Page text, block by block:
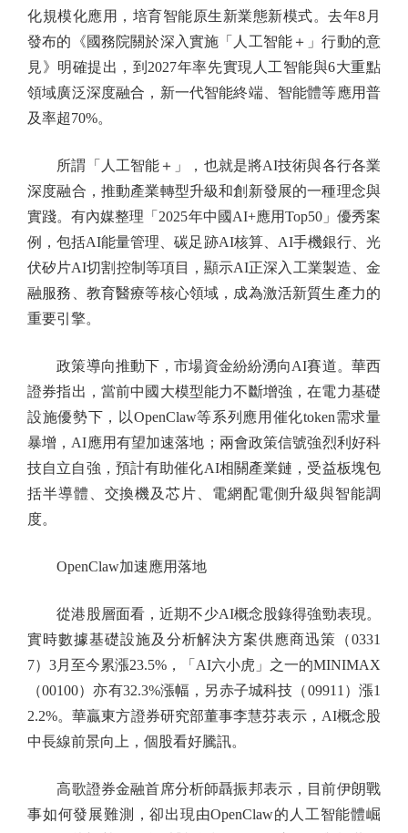
化規模化應用，培育智能原生新業態新模式。去年8月
發布的《國務院關於深入實施「人工智能＋」行動的意
見》明確提出，到2027年率先實現人工智能與6大重點
領域廣泛深度融合，新一代智能終端、智能體等應用普
及率超70%。
所謂「人工智能＋」，也就是將AI技術與各行各業
深度融合，推動產業轉型升級和創新發展的一種理念與
實踐。有內媒整理「2025年中國AI+應用Top50」優秀案
例，包括AI能量管理、碳足跡AI核算、AI手機銀行、光
伏矽片AI切割控制等項目，顯示AI正深入工業製造、金
融服務、教育醫療等核心領域，成為激活新質生產力的
重要引擎。
政策導向推動下，市場資金紛紛湧向AI賽道。華西
證券指出，當前中國大模型能力不斷增強，在電力基礎
設施優勢下，以OpenClaw等系列應用催化token需求量
暴增，AI應用有望加速落地；兩會政策信號強烈利好科
技自立自強，預計有助催化AI相關產業鏈，受益板塊包
括半導體、交換機及芯片、電網配電側升級與智能調
度。
OpenClaw加速應用落地
從港股層面看，近期不少AI概念股錄得強勁表現。
實時數據基礎設施及分析解決方案供應商迅策（0331
7）3月至今累漲23.5%，「AI六小虎」之一的MINIMAX
（00100）亦有32.3%漲幅，另赤子城科技（09911）漲1
2.2%。華贏東方證券研究部董事李慧芬表示，AI概念股
中長線前景向上，個股看好騰訊。
高歌證券金融首席分析師聶振邦表示，目前伊朗戰
事如何發展難測，卻出現由OpenClaw的人工智能體崛